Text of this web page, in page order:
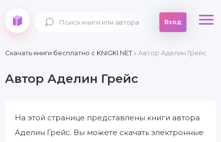
Вход
Скачать книги бесплатно c KNIGKI.NET» Автор Аделин Грейс
Автор Аделин Грейс
На этой странице представлены книги автора
Аделин Грейс. Вы можете скачать электронные